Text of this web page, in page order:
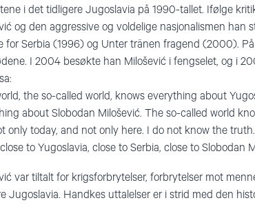
i det tidligere Jugoslavia på 1990-tallet. Ifølge
og den aggressive og voldelige nasjonalismen han
for Serbia (1996) og Unter tränen fragend (2000).
I 2004 besøkte han Milošević i fengselet, og i
the so-called world, knows everything about
about Slobodan Milošević. The so-called world
only today, and not only here. I do not know the
to Yugoslavia, close to Serbia, close to Slobodan
var tiltalt for krigsforbrytelser, forbrytelser mot
Jugoslavia. Handkes uttalelser er i strid med den